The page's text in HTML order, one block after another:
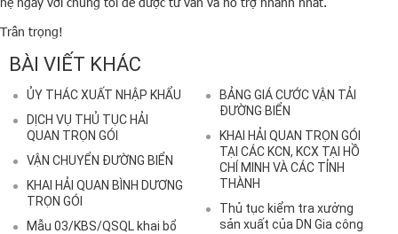
Trân trọng!
BÀI VIẾT KHÁC
ỦY THÁC XUẤT NHẬP KHẨU
BẢNG GIÁ CƯỚC VẬN TẢI
ĐƯỜNG BIỂN
DỊCH VỤ THỦ TỤC HẢI
QUAN TRỌN GÓI
KHAI HẢI QUAN TRỌN GÓI
TẠI CÁC KCN, KCX TẠI HỒ
CHÍ MINH VÀ CÁC TỈNH
THÀNH
VẬN CHUYỂN ĐƯỜNG BIỂN
KHAI HẢI QUAN BÌNH DƯƠNG
TRỌN GÓI
Thủ tục kiểm tra xưởng
sản xuất của DN Gia công
Mẫu 03/KBS/QSQL khai bổ